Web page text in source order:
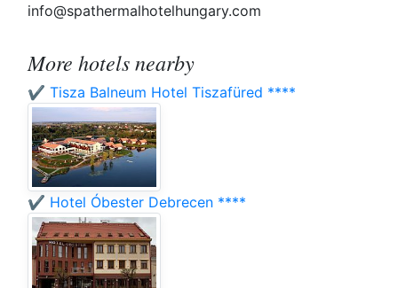
info@spathermalhotelhungary.com
More hotels nearby
✔️ Tisza Balneum Hotel Tiszafüred ****
✔️ Hotel Óbester Debrecen ****